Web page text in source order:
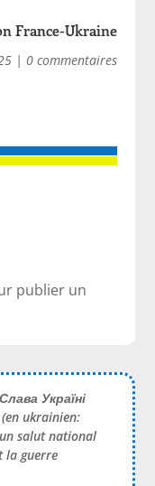
France-Ukraine
| 0 commentaires
publier un
Слава Україні
ukrainien:
salut national
la guerre